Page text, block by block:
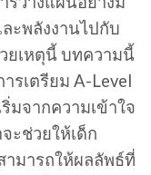
ะพลังงานไปกับ
ยเหตุนี้ บทความนี้
รเตรียม A-Level
มจากความเข้าใจ
ะช่วยให้เด็ก
ามารถให้ผลลัพธ์ที่